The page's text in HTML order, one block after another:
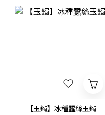
【玉鐲】冰種蠶絲玉鐲